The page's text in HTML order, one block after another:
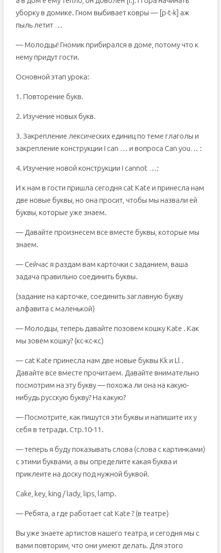
уборку в домике. Гном выбивает ковры — [p-t-k] аж
пыль летит …
— Молодцы! Гномик прибирался в доме, потому что к
нему придут гости.
Основной этап урока:
1. Повторение букв.
2. Изучение новых букв.
3. Закрепление лексических единиц по теме глаголы и
закрепление конструкции I can … и вопроса Can you… :
4. Изучение новой конструкции I cannot …;
И к нам в гости пришла сегодня cat Kate и принесла нам
две новые буквы, но она просит, чтобы мы назвали ей
буквы, которые уже знаем.
— Давайте произнесем все вместе буквы, которые мы
знаем.
— Сейчас я раздам вам карточки с заданием, ваша
задача правильно соединить буквы.
(задание на карточке, соединить заглавную букву
алфавита с маленькой)
— Молодцы, теперь давайте позовем кошку Kate . Как
мы зовем кошку? (кс-кс-кс)
— cat Kate принесла нам две новые буквы Kk и Ll .
Давайте все вместе прочитаем. Давайте внимательно
посмотрим на эту букву — похожа ли она на какую-
нибудь русскую букву? На какую?
— Посмотрите, как пишутся эти буквы и напишите их у
себя в тетради. Стр.10-11.
— теперь я буду показывать слова (слова с картинками)
с этими буквами, а вы определите какая буква и
приклеите на доску под нужной буквой.
Cake, key, king / lady, lips, lamp.
— Ребята, а где работает cat Kate ? (в театре)
Вы уже знаете артистов нашего театра, и сегодня мы с
вами повторим, что они умеют делать. Для этого